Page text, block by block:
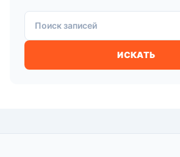
Поиск записей
ИСКАТЬ